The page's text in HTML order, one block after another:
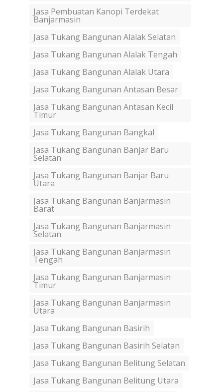
Jasa Pembuatan Kanopi Terdekat
Banjarmasin
Jasa Tukang Bangunan Alalak Selatan
Jasa Tukang Bangunan Alalak Tengah
Jasa Tukang Bangunan Alalak Utara
Jasa Tukang Bangunan Antasan Besar
Jasa Tukang Bangunan Antasan Kecil
Timur
Jasa Tukang Bangunan Bangkal
Jasa Tukang Bangunan Banjar Baru
Selatan
Jasa Tukang Bangunan Banjar Baru
Utara
Jasa Tukang Bangunan Banjarmasin
Barat
Jasa Tukang Bangunan Banjarmasin
Selatan
Jasa Tukang Bangunan Banjarmasin
Tengah
Jasa Tukang Bangunan Banjarmasin
Timur
Jasa Tukang Bangunan Banjarmasin
Utara
Jasa Tukang Bangunan Basirih
Jasa Tukang Bangunan Basirih Selatan
Jasa Tukang Bangunan Belitung Selatan
Jasa Tukang Bangunan Belitung Utara